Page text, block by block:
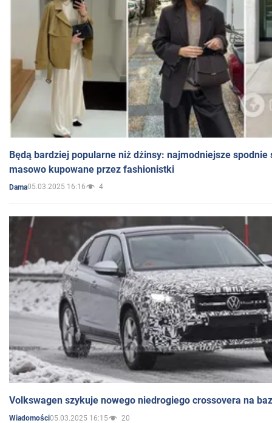
Będą bardziej popularne niż dżinsy: najmodniejsze spodnie
masowo kupowane przez fashionistki
Dama05.03.2025 16:16 4
Volkswagen szykuje nowego niedrogiego crossovera na
Wiadomości05.03.2025 16:15 20